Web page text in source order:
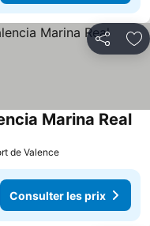
Partager
Marina Real
de Valence
Consulter les prix